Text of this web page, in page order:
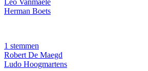
Leo Vanmaele
Herman Boets
1 stemmen
Robert De Maegd
Ludo Hoogmartens